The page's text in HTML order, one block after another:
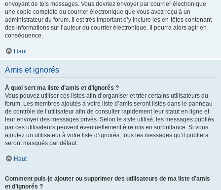
envoyant de tels messages. Vous devriez envoyer par courrier électronique
une copie complète du courrier électronique que vous avez reçu à un
administrateur du forum. Il est très important d’y inclure les en-têtes contenant
des informations sur l’auteur du courrier électronique. Il pourra alors agir en
conséquence.
Haut
Amis et ignorés
À quoi sert ma liste d’amis et d’ignorés ?
Vous pouvez utiliser ces listes afin d’organiser et trier certains utilisateurs du
forum. Les membres ajoutés à votre liste d’amis seront listés dans le panneau
de contrôle de l’utilisateur afin de consulter rapidement leur statut en ligne et
leur envoyer des messages privés. Selon le style utilisé, les messages publiés
par ces utilisateurs peuvent éventuellement être mis en surbrillance. Si vous
ajoutez un utilisateur à votre liste d’ignorés, tous les messages qu’il publiera
seront masqués par défaut.
Haut
Comment puis-je ajouter ou supprimer des utilisateurs de ma liste d’amis
et d’ignorés ?